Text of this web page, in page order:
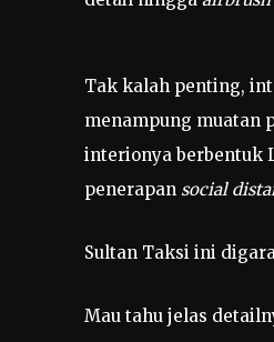
Tak kalah penting,
menampung muatan
interionya berbentuk
penerapan social
Sultan Taksi ini
Mau tahu jelas